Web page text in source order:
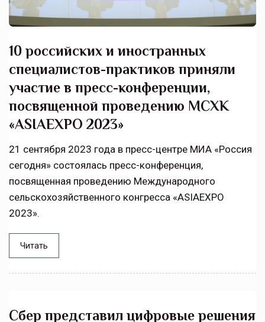
10 российских и иностранных
специалистов-практиков приняли
участие в пресс-конференции,
посвященной проведению МСХК
«ASIAEXPO 2023»
21 сентября 2023 года в пресс-центре МИА «Россия
сегодня» состоялась пресс-конференция,
посвященная проведению Международного
сельскохозяйственного конгресса «ASIAEXPO
2023».
Читать
Сбер представил цифровые решения